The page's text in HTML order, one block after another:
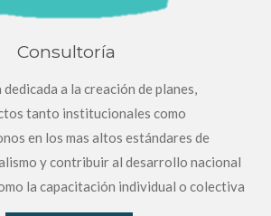
Consultoría
a la creación de planes,
tanto institucionales como
en los mas altos estándares de
y contribuir al desarrollo nacional
la capacitación individual o colectiva